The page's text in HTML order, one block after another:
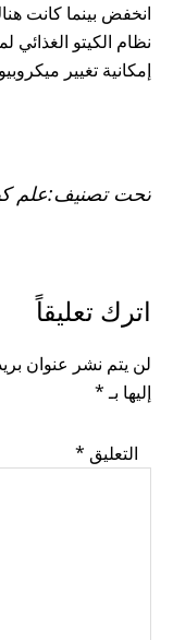
نظام الكيتو
إمكانية تغيير
تحت تصنيف:علم
READER
اترك تعليقاً
لن يتم نشر عنوان
إليها بـ*
التعليق *